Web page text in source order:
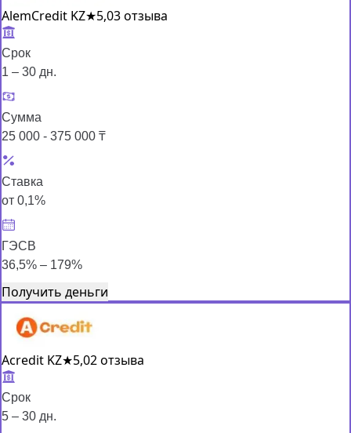
AlemCredit KZ★5,03 отзыва
Срок
1 – 30 дн.
Сумма
25 000 - 375 000 ₸
Ставка
от 0,1%
ГЭСВ
36,5% – 179%
Получить деньги
Acredit KZ★5,02 отзыва
Срок
5 – 30 дн.